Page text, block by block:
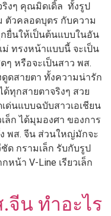
งๆ คุณมิดเดิ้ล ทั้งรูป
ตัวคลอดบุตร กับความ
กยื่นให้เป็นต้นแบบในอัน
ทรงหน้าแบบนี้ จะเป็น
หรือจะเป็นสาว พส.
ดสายตา ทั้งความน่ารัก
ทุกสายตาจริงๆ สวย
ด่นแบบฉบับสาวเอเชียน
ล็ก ได้มุมองศา ของการ
พส. จีน ส่วนใหญ่มักจะ
ด กรามเล็ก รับกับรูป
น้า V-Line เรียวเล็ก
จีน ทำอะไร